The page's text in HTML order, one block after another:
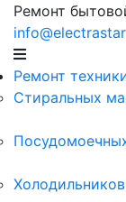
Ремонт
Ремонт
Cтиральных
Холодильников